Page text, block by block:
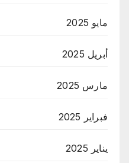
مايو 2025
أبريل 2025
مارس 2025
فبراير 2025
يناير 2025